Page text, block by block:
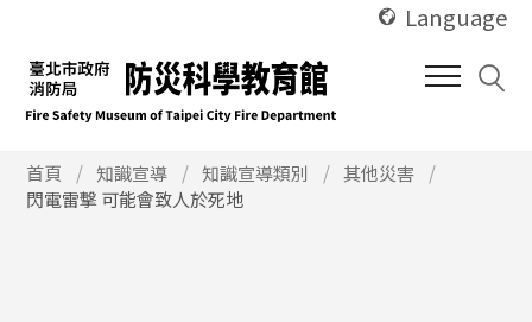
快
捷
Alt
+
Language
使
用
首頁 知識宣導 知識宣導類別
其他災害
閃電雷擊 可能會致人於死地